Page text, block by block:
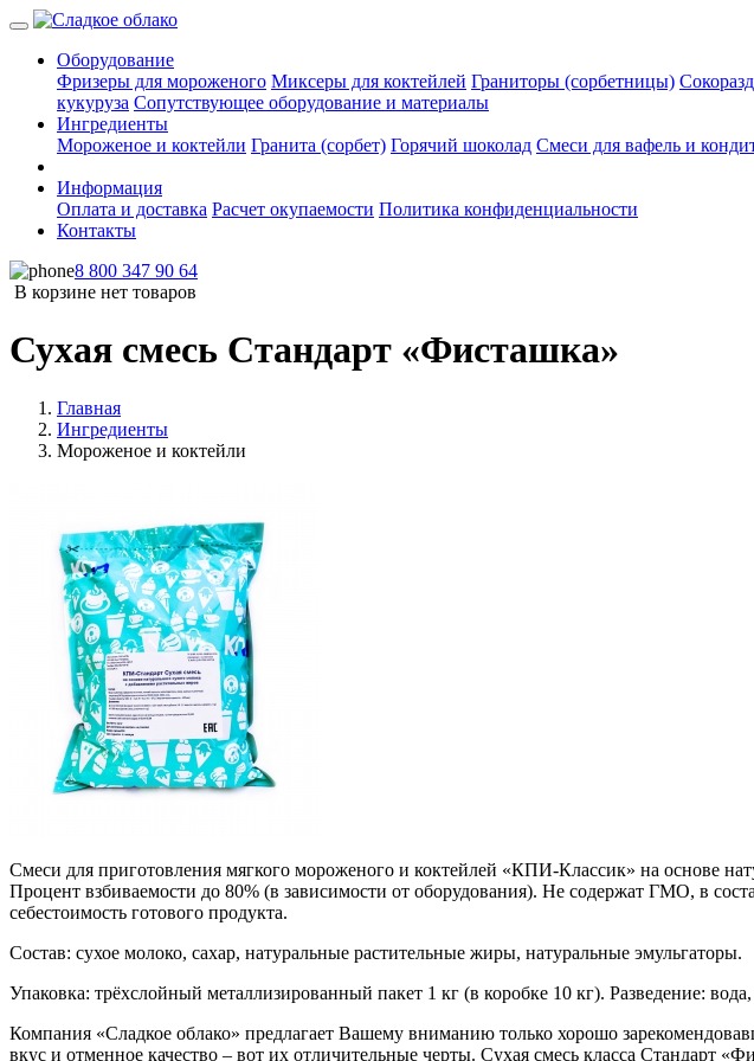
Оборудование
Фризеры для мороженого Миксеры для коктейлей Граниторы (сорбетницы)
кукуруза Сопутствующее оборудование и материалы
Ингредиенты
Мороженое и коктейли Гранита (сорбет) Горячий шоколад Смеси для вафель и
Информация
Оплата и доставка Расчет окупаемости Политика конфиденциальности
Контакты
8 800 347 90 64
В корзине нет товаров
Сухая смесь Стандарт «Фисташка»
Главная
Ингредиенты
Мороженое и коктейли
Смеси для приготовления мягкого мороженого и коктейлей «КПИ-Классик» на основе
Процент взбиваемости до 80% (в зависимости от оборудования). Не содержат ГМО, в
себестоимость готового продукта.
Состав: сухое молоко, сахар, натуральные растительные жиры, натуральные эмульгаторы.
Упаковка: трёхслойный металлизированный пакет 1 кг (в коробке 10 кг). Разведение:
Компания «Сладкое облако» предлагает Вашему вниманию только хорошо
вкус и отменное качество – вот их отличительные черты. Сухая смесь класса Стандарт